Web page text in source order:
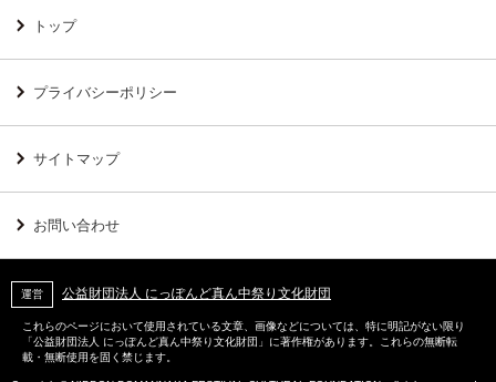
トップ
プライバシーポリシー
サイトマップ
お問い合わせ
運営 公益財団法人 にっぽんど真ん中祭り文化財団
これらのページにおいて使用されている文章、画像などについては、特に明記がない限り
「公益財団法人 にっぽんど真ん中祭り文化財団」に著作権があります。これらの無断転
載・無断使用を固く禁じます。